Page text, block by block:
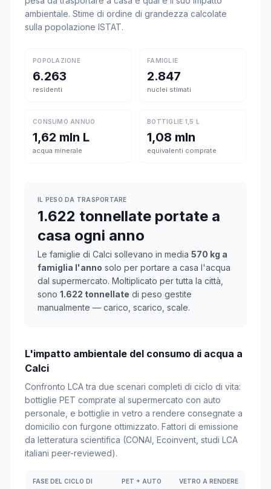
ambientale. Stime di ordine di grandezza calcolate
sulla popolazione ISTAT.
POPOLAZIONE
6.263
residenti
FAMIGLIE
2.847
nuclei stimati
CONSUMO ANNUO
1,62 mln L
acqua minerale
BOTTIGLIE 1,5 L
1,08 mln
equivalenti comprate
IL PESO DA TRASPORTARE
1.622 tonnellate portate a
casa ogni anno
Le famiglie di Calci sollevano in media 570 kg a
famiglia l'anno solo per portare a casa l'acqua
dal supermercato. Moltiplicato per tutta la città,
sono 1.622 tonnellate di peso gestite
manualmente — carico, scarico, scale.
L'impatto ambientale del consumo di acqua a
Calci
Confronto LCA tra due scenari completi di ciclo di vita:
bottiglie PET comprate al supermercato con auto
personale, e bottiglie in vetro a rendere consegnate a
domicilio con furgone ottimizzato. Fattori di emissione
da letteratura scientifica (CONAI, Ecoinvent, studi LCA
italiani peer-reviewed).
FASE DEL CICLO DI
PET + AUTO
VETRO A RENDERE